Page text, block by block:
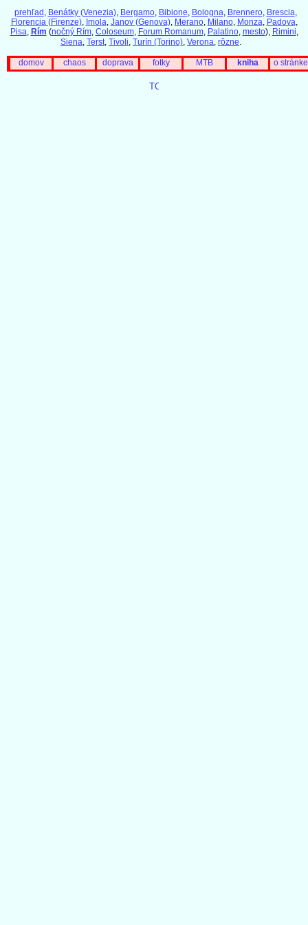
prehľad , Benátky (Venezia), Bergamo, Bibione, Bologna, Brennero, Brescia,
Florencia (Firenze), Imola, Janov (Genova), Merano, Milano, Monza, Padova,
Pisa, Rím (nočný Rím, Coloseum, Forum Romanum, Palatino, mesto), Rimini,
Siena, Terst, Tivoli, Turín (Torino), Verona, rôzne.
domov chaos doprava fotky MTB kniha o stránke